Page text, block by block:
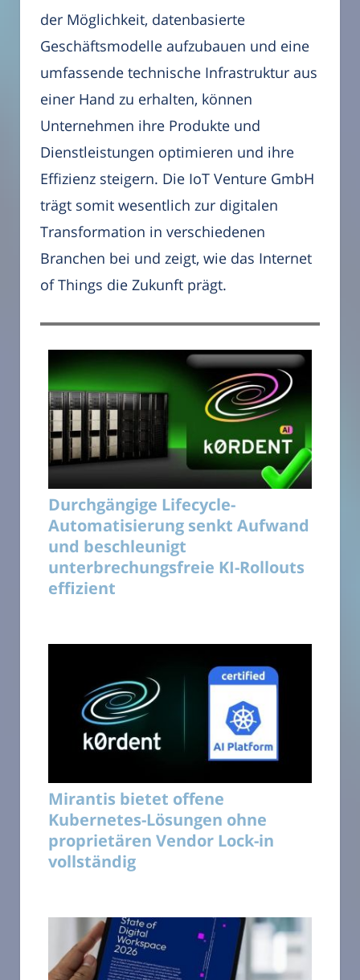
der Möglichkeit, datenbasierte
Geschäftsmodelle aufzubauen und eine
umfassende technische Infrastruktur aus
einer Hand zu erhalten, können
Unternehmen ihre Produkte und
Dienstleistungen optimieren und ihre
Effizienz steigern. Die IoT Venture GmbH
trägt somit wesentlich zur digitalen
Transformation in verschiedenen
Branchen bei und zeigt, wie das Internet
of Things die Zukunft prägt.
Durchgängige Lifecycle-
Automatisierung senkt Aufwand
und beschleunigt
unterbrechungsfreie KI-Rollouts
effizient
Mirantis bietet offene
Kubernetes-Lösungen ohne
proprietären Vendor Lock-in
vollständig